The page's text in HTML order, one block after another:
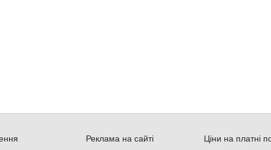
Реклама на сайті
Ціни на платні